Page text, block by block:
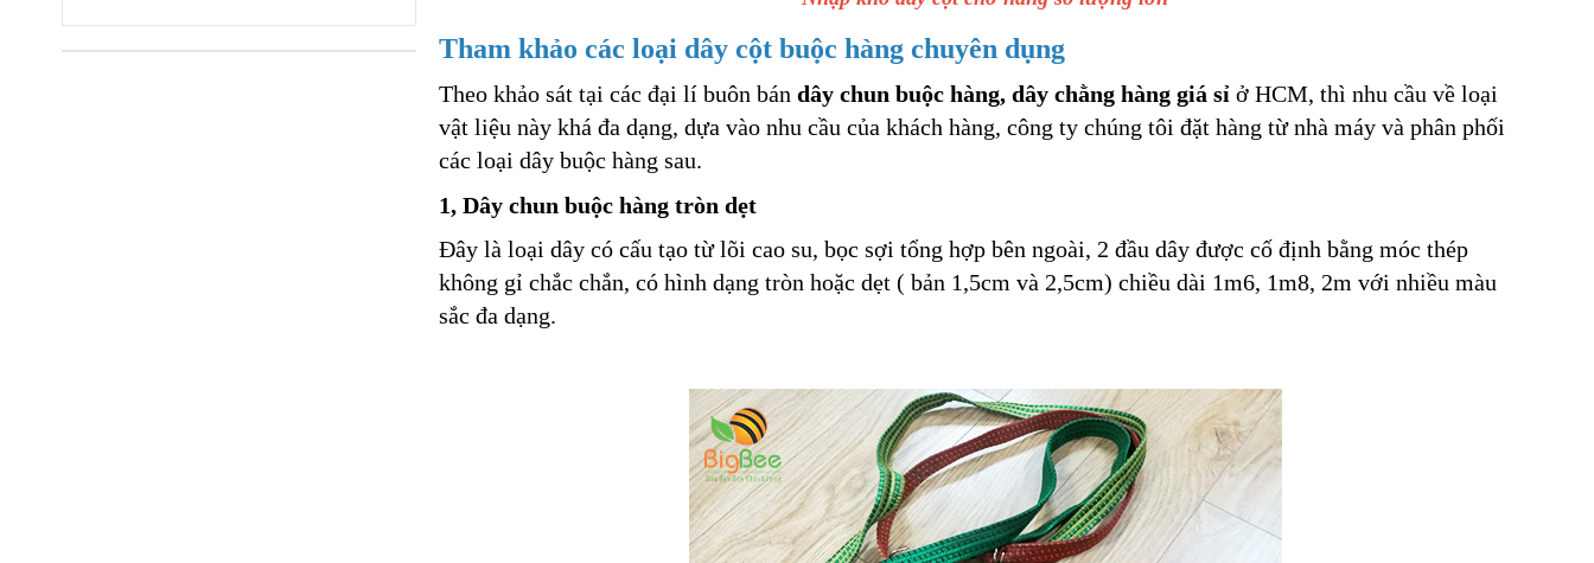
Tham khảo các loại dây cột buộc hàng chuyên dụng
Theo khảo sát tại các đại lí buôn bán dây chun buộc hàng, dây chằng hàng giá sỉ ở HCM, thì nhu cầu về loại
vật liệu này khá đa dạng, dựa vào nhu cầu của khách hàng, công ty chúng tôi đặt hàng từ nhà máy và phân phối
các loại dây buộc hàng sau.
1, Dây chun buộc hàng tròn dẹt
Đây là loại dây có cấu tạo từ lõi cao su, bọc sợi tổng hợp bên ngoài, 2 đầu dây được cố định bằng móc thép
không gỉ chắc chắn, có hình dạng tròn hoặc dẹt ( bản 1,5cm và 2,5cm) chiều dài 1m6, 1m8, 2m với nhiều màu
sắc đa dạng.